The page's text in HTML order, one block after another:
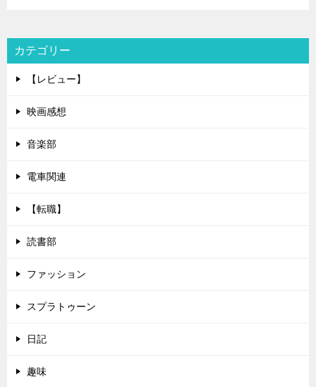
カテゴリー
【レビュー】
映画感想
音楽部
電車関連
【転職】
読書部
ファッション
スプラトゥーン
日記
趣味